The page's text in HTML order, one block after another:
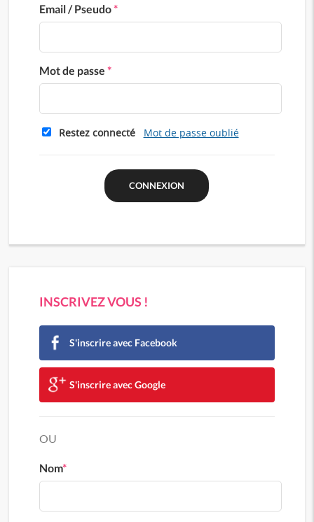
Email / Pseudo*
Mot de passe *
Restez connecté Mot de passe oublié
INSCRIVEZ VOUS !
S'inscrire avec Facebook
S'inscrire avec Google
OU
Nom*